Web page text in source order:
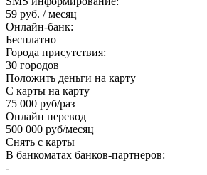
59 руб. / месяц
Онлайн-банк:
Бесплатно
Города присутствия:
30 городов
Положить деньги на карту
С карты на карту
75 000 руб/раз
Онлайн перевод
500 000 руб/месяц
Снять с карты
В банкоматах банков-партнеров:
-